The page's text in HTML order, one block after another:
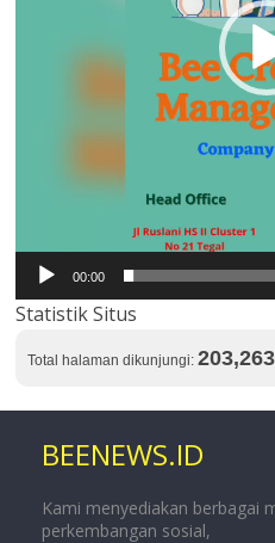
00:00
Statistik Situs
Total halaman dikunjungi:203,263
BEENEWS.ID
Kami menyediakan berbagai
perkembangan sosial,